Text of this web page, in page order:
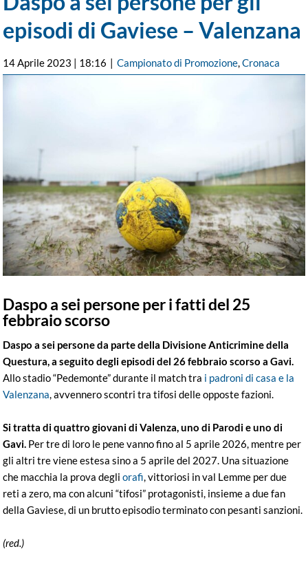
episodi di Gaviese – Valenzana
14 Aprile 2023 | 18:16 | Campionato di Promozione,Cronaca
Daspo a sei persone per i fatti del 25
febbraio scorso
Daspo a sei persone da parte della Divisione Anticrimine della
Questura, a seguito degli episodi del 26 febbraio scorso a Gavi.
Allo stadio “Pedemonte” durante il match tra i padroni di casa e la
Valenzana, avvennero scontri tra tifosi delle opposte fazioni.
Si tratta di quattro giovani di Valenza, uno di Parodi e uno di
Gavi. Per tre di loro le pene vanno fino al 5 aprile 2026, mentre per
gli altri tre viene estesa sino a 5 aprile del 2027. Una situazione
che macchia la prova degliorafi, vittoriosi in val Lemme per due
reti a zero, ma con alcuni “tifosi” protagonisti, insieme a due fan
della Gaviese, di un brutto episodio terminato con pesanti sanzioni.
(red.)